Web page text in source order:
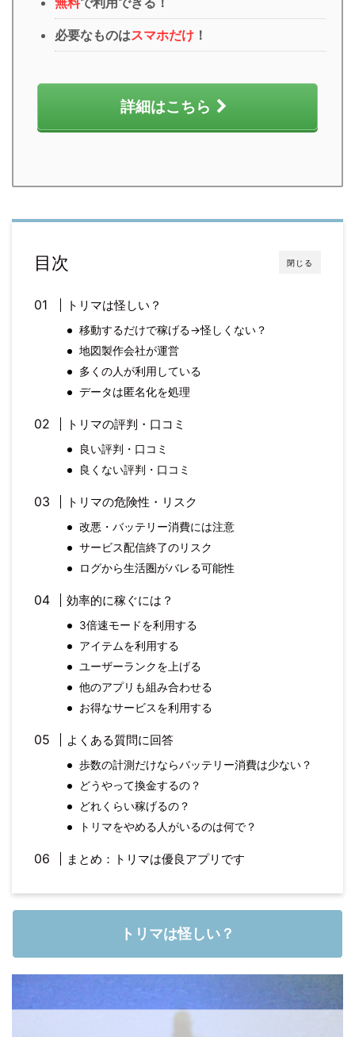
必要なものはスマホだけ ！
詳細はこちら
閉じる
目次
トリマは怪しい？
移動するだけで稼げる→怪しくない？
地図製作会社が運営
多くの人が利用している
データは匿名化を処理
トリマの評判・口コミ
良い評判・口コミ
良くない評判・口コミ
トリマの危険性・リスク
改悪・バッテリー消費には注意
サービス配信終了のリスク
ログから生活圏がバレる可能性
効率的に稼ぐには？
3倍速モードを利用する
アイテムを利用する
ユーザーランクを上げる
他のアプリも組み合わせる
お得なサービスを利用する
よくある質問に回答
歩数の計測だけならバッテリー消費は少ない？
どうやって換金するの？
どれくらい稼げるの？
トリマをやめる人がいるのは何で？
まとめ：トリマは優良アプリです
トリマは怪しい？